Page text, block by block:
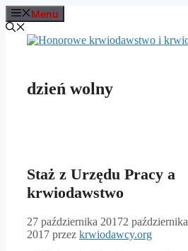
Przejdź
do
treści
Menu
dzień wolny
Staż z Urzędu Pracy a
krwiodawstwo
27 października 20172 października
2017 przez krwiodawcy.org